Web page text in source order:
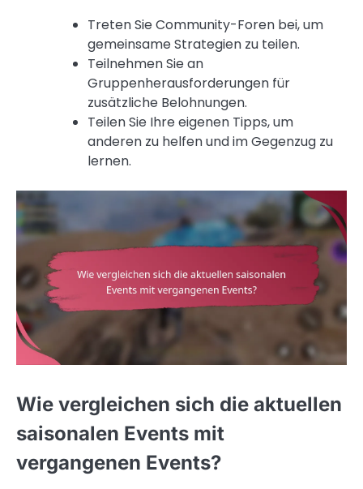
Treten Sie Community-Foren bei, um
gemeinsame Strategien zu teilen.
Teilnehmen Sie an
Gruppenherausforderungen für
zusätzliche Belohnungen.
Teilen Sie Ihre eigenen Tipps, um
anderen zu helfen und im Gegenzug zu
lernen.
Wie vergleichen sich die aktuellen
saisonalen Events mit
vergangenen Events?